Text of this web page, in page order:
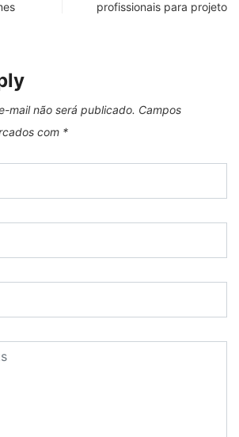
profissionais para projeto
mail não será publicado. Campos
com *